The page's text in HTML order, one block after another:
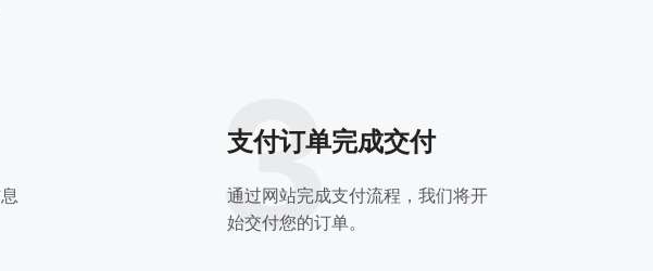
支付订单完成交付
通过网站完成支付流程，我们将开
始交付您的订单。
3